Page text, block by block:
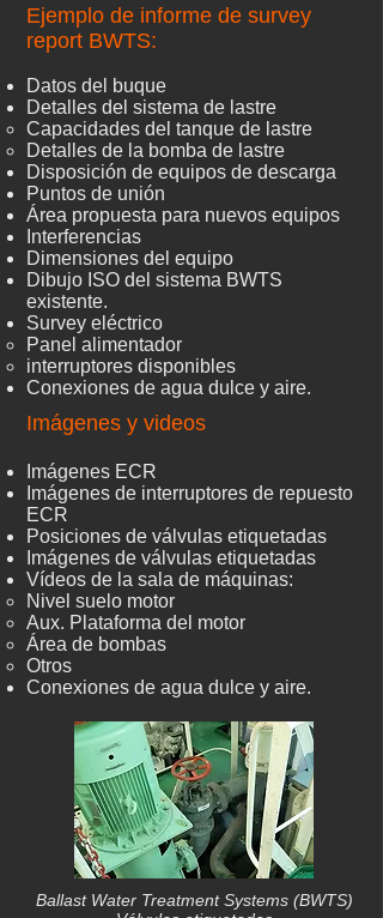
Ejemplo de informe de survey
report BWTS:
Datos del buque
Detalles del sistema de lastre
Capacidades del tanque de lastre
Detalles de la bomba de lastre
Disposición de equipos de descarga
Puntos de unión
Área propuesta para nuevos equipos
Interferencias
Dimensiones del equipo
Dibujo ISO del sistema BWTS
existente.
Survey eléctrico
Panel alimentador
interruptores disponibles
Conexiones de agua dulce y aire.
Imágenes y videos
Imágenes ECR
Imágenes de interruptores de repuesto
ECR
Posiciones de válvulas etiquetadas
Imágenes de válvulas etiquetadas
Vídeos de la sala de máquinas:
Nivel suelo motor
Aux. Plataforma del motor
Área de bombas
Otros
Conexiones de agua dulce y aire.
Ballast Water Treatment Systems (BWTS)